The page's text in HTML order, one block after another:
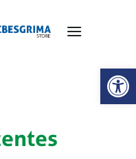
Abrir